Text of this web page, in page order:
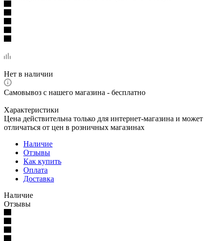
Нет в наличии
Самовывоз с нашего магазина - бесплатно
Характеристики
Цена действительна только для интернет-магазина и может
отличаться от цен в розничных магазинах
Наличие
Отзывы
Как купить
Оплата
Доставка
Наличие
Отзывы